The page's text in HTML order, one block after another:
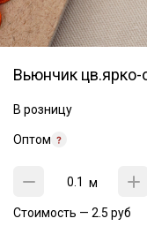
Вьюнчик
В розницу
Оптом
м
Стоимость — 2.5 руб